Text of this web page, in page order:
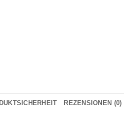
REZENSIONEN (0)